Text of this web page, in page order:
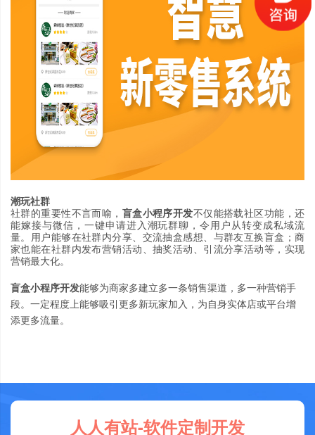
潮玩社群
社群的重要性不言而喻 ， 盲盒小程序开发不仅能搭载社区功能 ，还
能嫁接与微信 ， 一键申请进入潮玩群聊 ，令用户从转变成私域流
量。 用户能够在社群内分享、 交流抽盒感想、 与群友互换盲盒 ； 商
家也能在社群内发布营销活动 、抽奖活动 、 引流分享活动等 ， 实现
营销最大化。
盲盒小程序开发能够为商家多建立多一条销售渠道 ， 多一种营销手
段。 一定程度上能够吸引更多新玩家加入 ， 为自身实体店或平台增
添更多流量。
人人有站-软件定制开发